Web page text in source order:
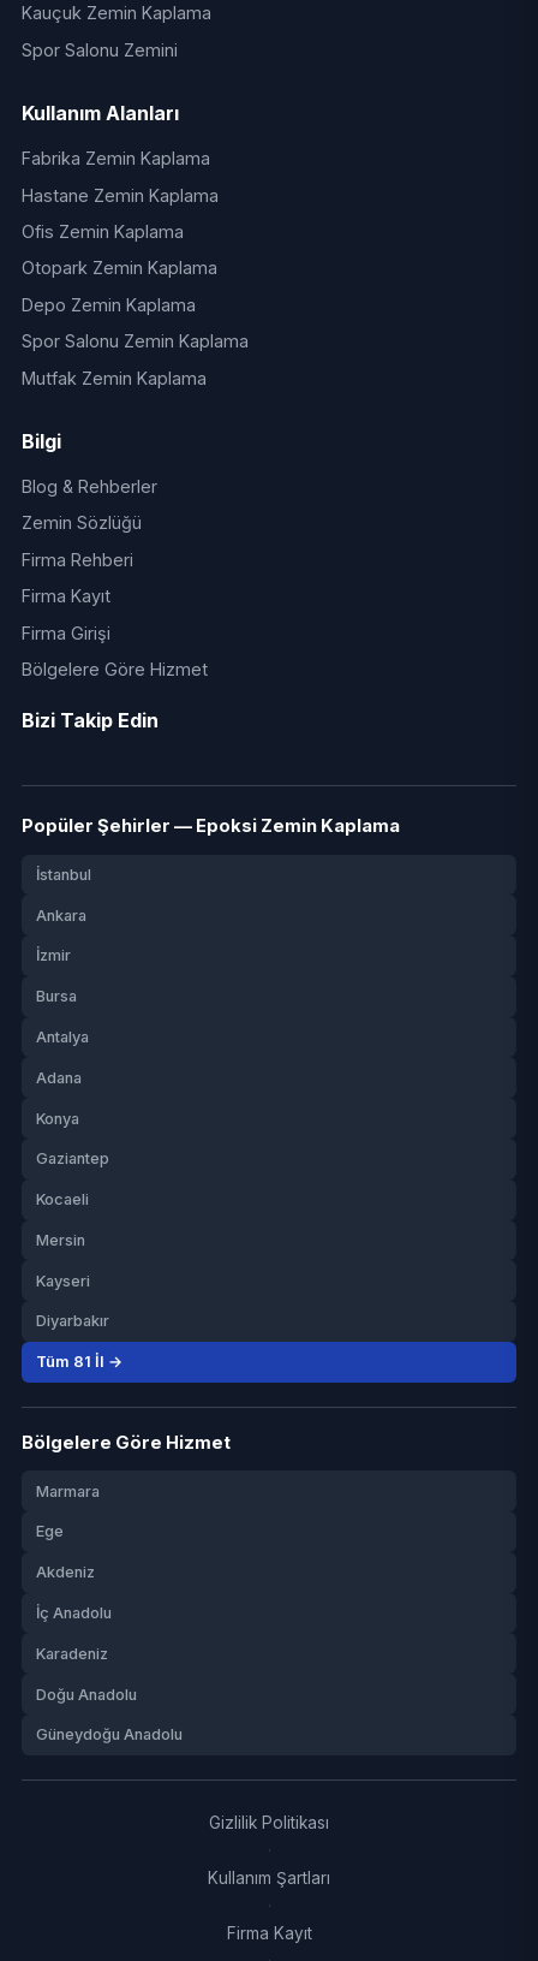
Kauçuk Zemin Kaplama
Spor Salonu Zemini
Kullanım Alanları
Fabrika Zemin Kaplama
Hastane Zemin Kaplama
Ofis Zemin Kaplama
Otopark Zemin Kaplama
Depo Zemin Kaplama
Spor Salonu Zemin Kaplama
Mutfak Zemin Kaplama
Bilgi
Blog & Rehberler
Zemin Sözlüğü
Firma Rehberi
Firma Kayıt
Firma Girişi
Bölgelere Göre Hizmet
Bizi Takip Edin
Popüler Şehirler — Epoksi Zemin Kaplama
İstanbul
Ankara
İzmir
Bursa
Antalya
Adana
Konya
Gaziantep
Kocaeli
Mersin
Kayseri
Diyarbakır
Tüm 81 İl →
Bölgelere Göre Hizmet
Marmara
Ege
Akdeniz
İç Anadolu
Karadeniz
Doğu Anadolu
Güneydoğu Anadolu
Gizlilik Politikası
·
Kullanım Şartları
·
Firma Kayıt